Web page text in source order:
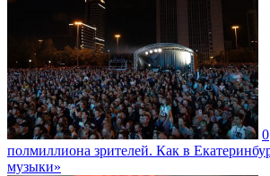
0
полмиллиона зрителей. Как в
музыки»